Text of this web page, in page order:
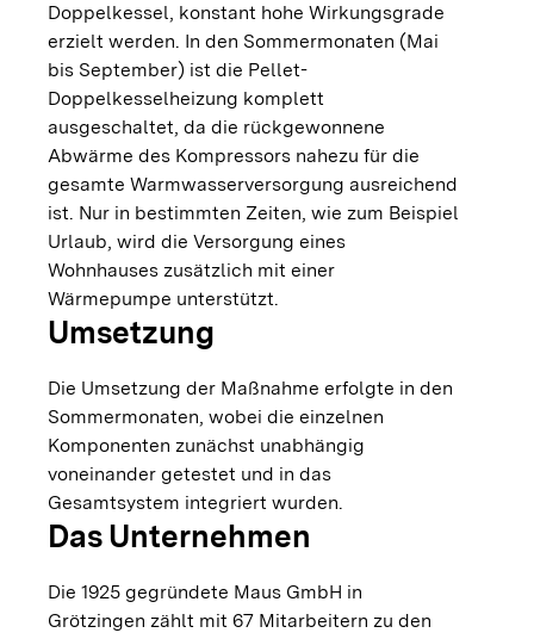
Doppelkessel, konstant hohe Wirkungsgrade
erzielt werden. In den Sommermonaten (Mai
bis September) ist die Pellet-
Doppelkesselheizung komplett
ausgeschaltet, da die rückgewonnene
Abwärme des Kompressors nahezu für die
gesamte Warmwasserversorgung ausreichend
ist. Nur in bestimmten Zeiten, wie zum Beispiel
Urlaub, wird die Versorgung eines
Wohnhauses zusätzlich mit einer
Wärmepumpe unterstützt.
Umsetzung
Die Umsetzung der Maßnahme erfolgte in den
Sommermonaten, wobei die einzelnen
Komponenten zunächst unabhängig
voneinander getestet und in das
Gesamtsystem integriert wurden.
Das Unternehmen
Die 1925 gegründete Maus GmbH in
Grötzingen zählt mit 67 Mitarbeitern zu den